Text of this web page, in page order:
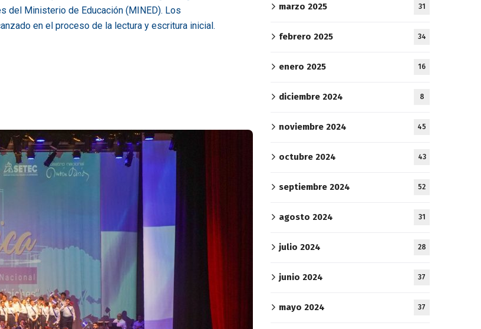
del Ministerio de Educación (MINED). Los
en el proceso de la lectura y escritura inicial.
marzo 2025 31
febrero 2025 34
enero 2025 16
diciembre 2024 8
noviembre 2024 45
octubre 2024 43
septiembre 2024 52
agosto 2024 31
julio 2024 28
junio 2024 37
mayo 2024 37